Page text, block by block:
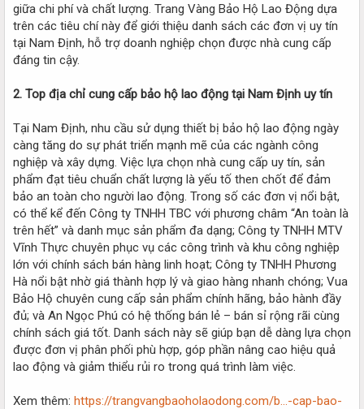
giữa chi phí và chất lượng. Trang Vàng Bảo Hộ Lao Động dựa
trên các tiêu chí này để giới thiệu danh sách các đơn vị uy tín
tại Nam Định, hỗ trợ doanh nghiệp chọn được nhà cung cấp
đáng tin cậy.
2. Top địa chỉ cung cấp bảo hộ lao động tại Nam Định uy tín
Tại Nam Định, nhu cầu sử dụng thiết bị bảo hộ lao động ngày
càng tăng do sự phát triển mạnh mẽ của các ngành công
nghiệp và xây dựng. Việc lựa chọn nhà cung cấp uy tín, sản
phẩm đạt tiêu chuẩn chất lượng là yếu tố then chốt để đảm
bảo an toàn cho người lao động. Trong số các đơn vị nổi bật,
có thể kể đến Công ty TNHH TBC với phương châm “An toàn là
trên hết” và danh mục sản phẩm đa dạng; Công ty TNHH MTV
Vĩnh Thực chuyên phục vụ các công trình và khu công nghiệp
lớn với chính sách bán hàng linh hoạt; Công ty TNHH Phương
Hà nổi bật nhờ giá thành hợp lý và giao hàng nhanh chóng; Vua
Bảo Hộ chuyên cung cấp sản phẩm chính hãng, bảo hành đầy
đủ; và An Ngọc Phú có hệ thống bán lẻ – bán sỉ rộng rãi cùng
chính sách giá tốt. Danh sách này sẽ giúp bạn dễ dàng lựa chọn
được đơn vị phân phối phù hợp, góp phần nâng cao hiệu quả
lao động và giảm thiểu rủi ro trong quá trình làm việc.
Xem thêm: https://trangvangbaoholaodong.com/b...-cap-bao-